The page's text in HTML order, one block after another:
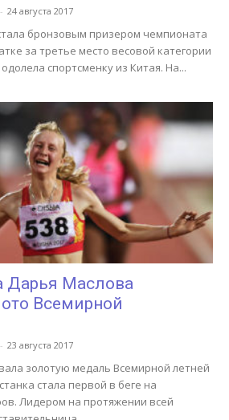
- 24 августа 2017
бронзовым призером чемпионата
за третье место весовой категории
спортсменку из Китая. На...
Дарья Маслова
Всемирной
- 23 августа 2017
золотую медаль Всемирной летней
стала первой в беге на
Лидером на протяжении всей